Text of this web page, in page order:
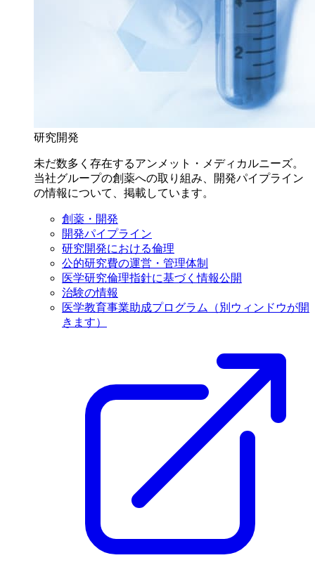
研究開発
未だ数多く存在するアンメット・メディカルニーズ。
当社グループの創薬への取り組み、開発パイプライン
の情報について、掲載しています。
創薬・開発
開発パイプライン
研究開発における倫理
公的研究費の運営・管理体制
医学研究倫理指針に基づく情報公開
治験の情報
医学教育事業助成プログラム
（別ウィンドウが開
きます）